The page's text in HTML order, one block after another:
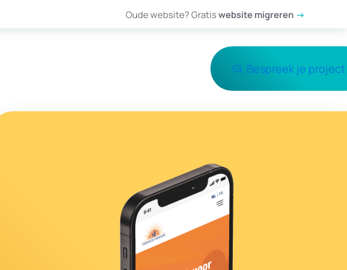
Oude website? Gratiswebsite migreren
Bespreek je project